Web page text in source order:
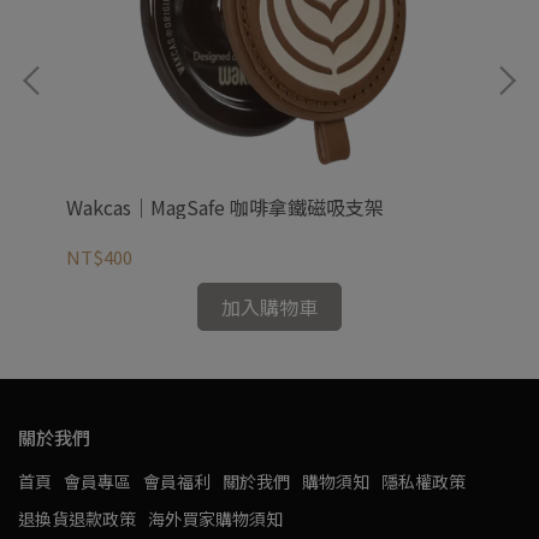
Wakcas｜MagSafe 咖啡拿鐵磁吸支架
NT$400
加入購物車
關於我們
首頁 會員專區 會員福利 關於我們 購物須知 隱私權政策
退換貨退款政策 海外買家購物須知